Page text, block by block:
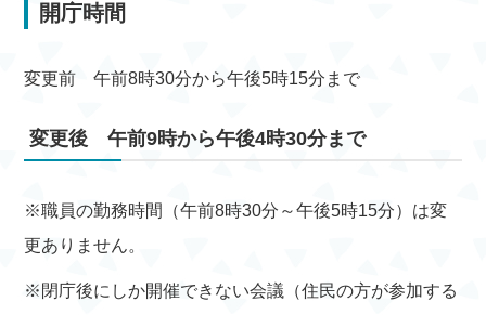
開庁時間
変更前 午前8時30分から午後5時15分まで
変更後 午前9時から午後4時30分まで
※職員の勤務時間（午前8時30分～午後5時15分）は変
更ありません。
※閉庁後にしか開催できない会議（住民の方が参加する